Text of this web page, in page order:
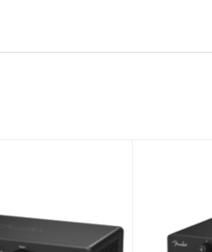
ồn cực thấp, đầu nối USB
hoặc phát trực tiếp bằng